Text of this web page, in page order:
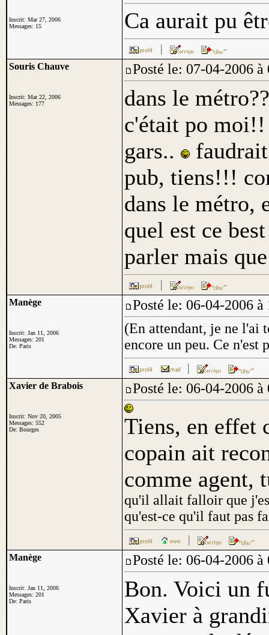
Inscrit: Mar 27, 2006
Messages: 15
Ca aurait pu
Souris Chauve
Inscrit: Mar 22, 2006
Messages: 177
Posté le: 07-04-2006
dans le
c'était po
gars..
pub, tiens!!!
dans le métro,
quel est ce
parler mais
Manège
Inscrit: Jan 11, 2006
Messages: 201
De: Paris
Posté le: 06-04-2006
(En attendant, je ne l'ai
encore un peu. Ce n'est
Xavier de Brabois
Inscrit: Nov 20, 2005
Messages: 552
De: Bourges
Posté le: 06-04-2006
Tiens, en effet
copain ait
comme agent,
qu'il allait falloir que
qu'est-ce qu'il faut pas
Manège
Inscrit: Jan 11, 2006
Messages: 201
De: Paris
Posté le: 06-04-2006
Bon. Voici un
Xavier à